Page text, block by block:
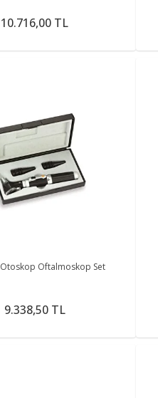
10.716,00 TL
Otoskop Oftalmoskop Set
9.338,50 TL